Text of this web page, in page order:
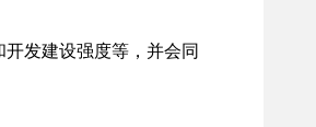
发建设强度等，并会同